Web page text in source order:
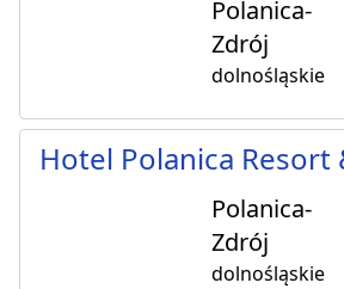
Polanica-
Zdrój
dolnośląskie
Hotel Polanica Resort
Polanica-
Zdrój
dolnośląskie